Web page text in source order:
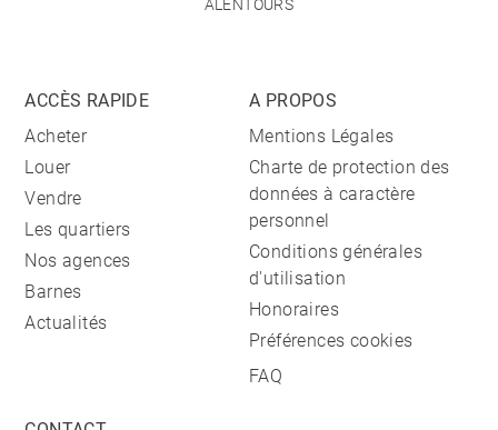
ALENTOURS
ACCÈS RAPIDE
Acheter
Louer
Vendre
Les quartiers
Nos agences
Barnes
Actualités
A PROPOS
Mentions Légales
Charte de protection des
données à caractère
personnel
Conditions générales
d'utilisation
Honoraires
Préférences cookies
FAQ